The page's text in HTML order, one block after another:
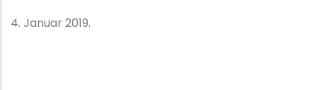
4. Januar 2019.